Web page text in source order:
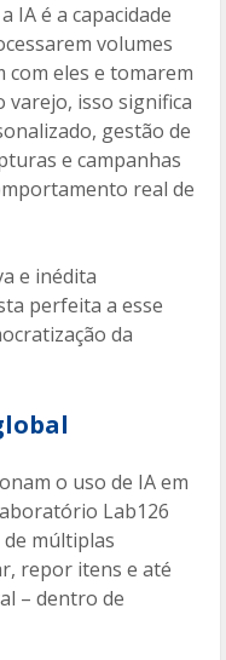
IA é a capacidade
volumes
com eles e tomarem
varejo, isso significa
gestão de
e campanhas
real de
e inédita
perfeita a esse
da
o uso de IA em
Lab126
de múltiplas
repor itens e até
– dentro de